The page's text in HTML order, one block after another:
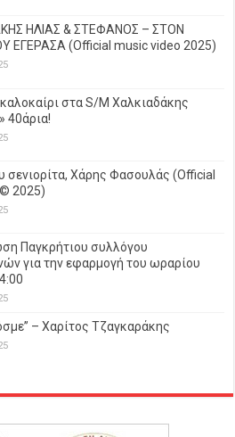
ΗΛΙΑΣ & ΣΤΕΦΑΝΟΣ – ΣΤΟΝ
ΕΓΕΡΑΣΑ (Official music video 2025)
στα S/M Χαλκιαδάκης
40άρια!
σενιορίτα, Χάρης Φασουλάς (Official
2025)
Παγκρήτιου συλλόγου
για την εφαρμογή του ωραρίου
– Χαρίτος Τζαγκαράκης